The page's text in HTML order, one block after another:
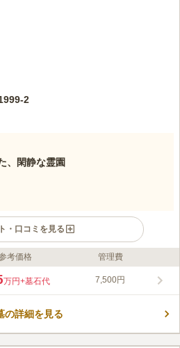
2
、閑静な霊園
・口コミを見る
王子市が運営している高尾国定公園の緑に
りできます。 公営斎場が隣接しているた
考価格 管理費
万円+墓石代 7,500円
の詳細を見る